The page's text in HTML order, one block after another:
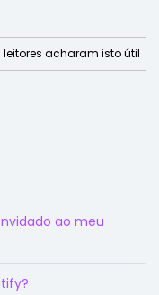
leitores acharam isto útil
ao meu